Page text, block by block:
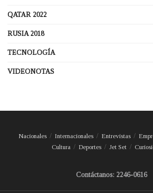
QATAR 2022
RUSIA 2018
TECNOLOGÍA
VIDEONOTAS
Nacionales Internacionales Entrevistas
Cultura
Deportes Jet Set
Contáctanos: 2246-0616